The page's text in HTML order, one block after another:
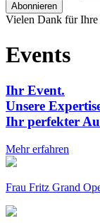
Abonnieren
Vielen Dank für
Events
Ihr Event.
Unsere
Ihr perfekter
Mehr erfahren
Frau Fritz Grand